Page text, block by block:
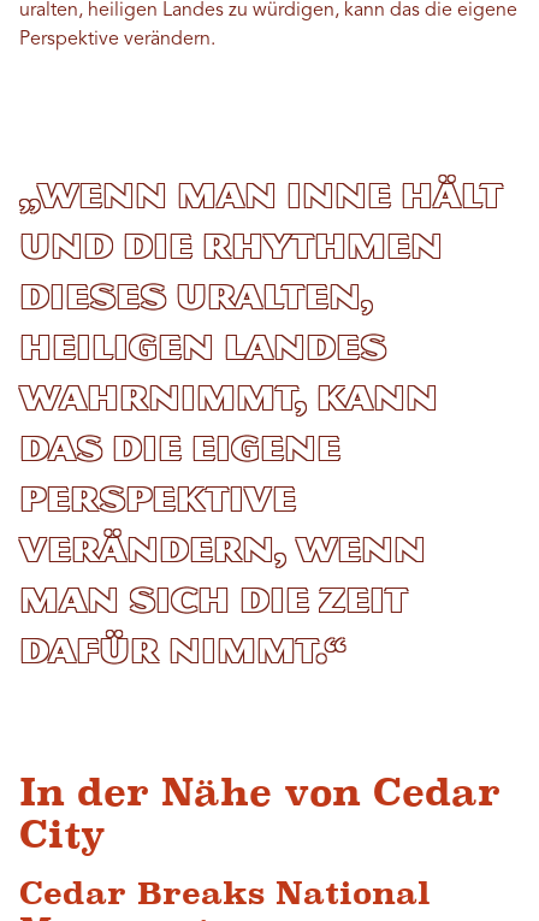
uralten, heiligen Landes zu würdigen, kann das die eigene
Perspektive verändern.
„Wenn man inne hält
und die Rhythmen
dieses uralten,
heiligen Landes
wahrnimmt, kann
das die eigene
Perspektive
verändern, wenn
man sich die Zeit
dafür nimmt.“
In der Nähe von Cedar
City
Cedar Breaks National